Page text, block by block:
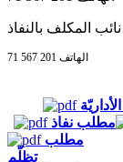
مطلب نفاذ
مطلب
تظلّم